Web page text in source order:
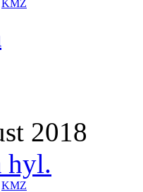
KMZ
2018
hyl.
KMZ